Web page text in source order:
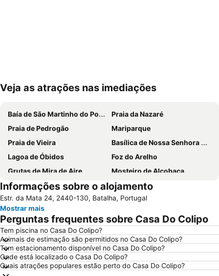
Ampliar mapa
Veja as atrações nas imediações
Baía de São Martinho do Porto
Praia da Nazaré
Praia de Pedrogão
Mariparque
Praia de Vieira
Basílica de Nossa Senhora do Rosário de Fátima
Lagoa de Óbidos
Foz do Arelho
Grutas de Mira de Aire
Mosteiro de Alcobaça
Praia de São Pedro de Moel
Salir do Porto
Castelo de Óbidos
Torre Pentagonal de Dornes
Paredes de Vitória
Capela das Apariçoes
Sítio da Nazaré
Praia d'el Rey
Estádio Municipal de Leiria
Fluvial da Aldeia do Mato
Barragem de Castelo de Bode
Da Foz do Arelho
Bom Sucesso
Osso da Baleia
Informações sobre o alojamento
Estr. da Mata 24, 2440-130, Batalha, Portugal
Mostrar mais
Perguntas frequentes sobre Casa Do Colipo
Tem piscina no Casa Do Colipo?
Animais de estimação são permitidos no Casa Do Colipo?
Tem estacionamento disponível no Casa Do Colipo?
Onde está localizado o Casa Do Colipo?
Quais atrações populares estão perto do Casa Do Colipo?